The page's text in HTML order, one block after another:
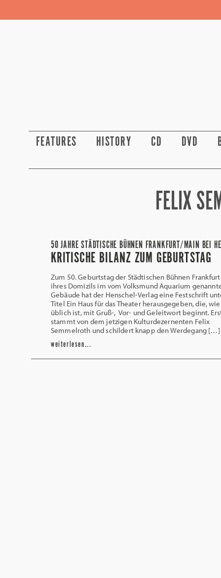
FEATURES HISTORY CD DVD
FELIX
50 JAHRE STÄDTISCHE BÜHNEN FRANKFURT/MAIN BEI
KRITISCHE BILANZ ZUM GEBURTSTAG
Zum 50. Geburtstag der Städtischen Bühnen
ihres Domizils im vom Volksmund Aquarium
Gebäude hat der Henschel-Verlag eine Festschrift
Titel Ein Haus für das Theater herausgegeben, die, wie
üblich ist, mit Gruß-, Vor- und Geleitwort beginnt.
stammt von dem jetzigen Kulturdezernenten Felix
Semmelroth und schildert knapp den Werdegang […]
weiterlesen...